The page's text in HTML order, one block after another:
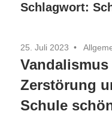
Schlagwort:
25. Juli 2023
Vandalismus
Zerstörung
Schule